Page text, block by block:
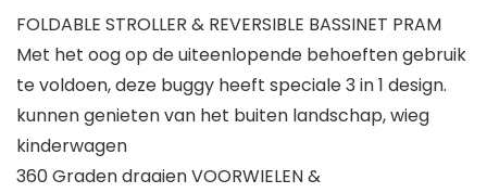
FOLDABLE STROLLER & REVERSIBLE BASSINET PRAM
Met het oog op de uiteenlopende behoeften gebruik
te voldoen, deze buggy heeft speciale 3 in 1 design.
kunnen genieten van het buiten landschap, wieg
kinderwagen
360 Graden draaien VOORWIELEN &